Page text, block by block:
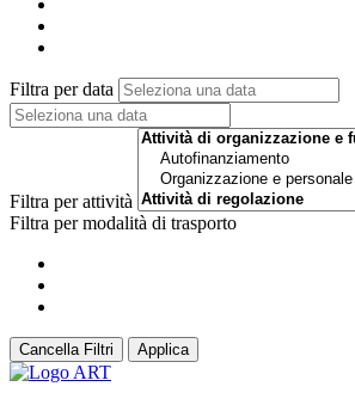
Filtra per data
Filtra per attività
Filtra per modalità di trasporto
Cancella Filtri Applica